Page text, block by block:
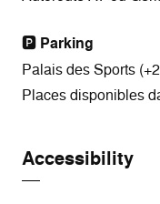
🅿️ Parking
Palais des Sports
Places disponibles
Accessibility